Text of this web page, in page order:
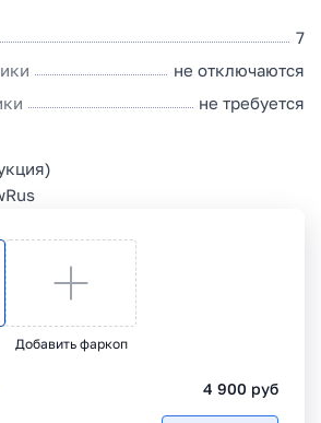
7
не отключаются
не требуется
Добавить фаркоп
4 900 руб